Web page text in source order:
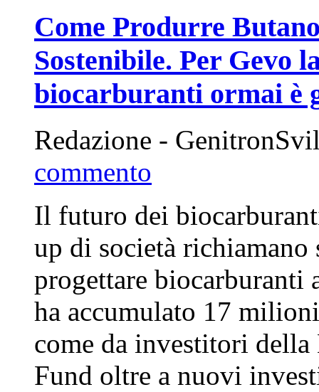
Come Produrre
Sostenibile. Per Gevo
biocarburanti ormai è
Redazione -
commento
Il futuro dei
up di società
progettare biocarburanti
ha accumulato 17
come da investitori
Fund oltre a nuovi